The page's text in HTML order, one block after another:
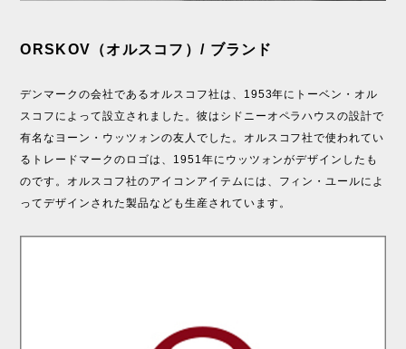
ORSKOV（オルスコフ）/ ブランド
デンマークの会社であるオルスコフ社は、1953年にトーベン・オル
スコフによって設立されました。彼はシドニーオペラハウスの設計で
有名なヨーン・ウッツォンの友人でした。オルスコフ社で使われてい
るトレードマークのロゴは、1951年にウッツォンがデザインしたも
のです。オルスコフ社のアイコンアイテムには、フィン・ユールによ
ってデザインされた製品なども生産されています。